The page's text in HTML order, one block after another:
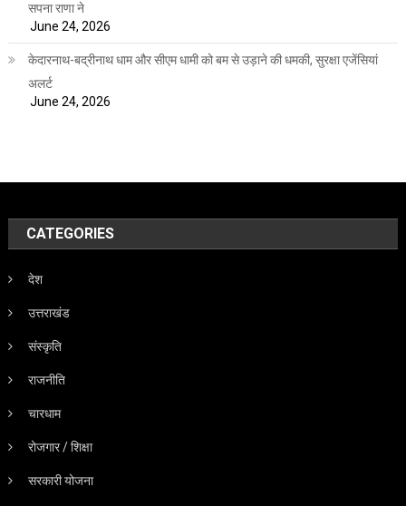
सपना राणा ने
June 24, 2026
केदारनाथ-बद्रीनाथ धाम और सीएम धामी को बम से उड़ाने की धमकी, सुरक्षा एजेंसियां
अलर्ट
June 24, 2026
CATEGORIES
देश
उत्तराखंड
संस्कृति
राजनीति
चारधाम
रोजगार / शिक्षा
सरकारी योजना